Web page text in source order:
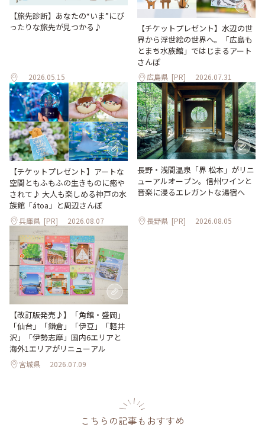
【旅先診断】あなたの“いま”にぴ
ったりな旅先が見つかる♪
2026.05.15
【チケットプレゼント】水辺の世
界から浮世絵の世界へ。「広島も
とまち水族館」ではじまるアート
さんぽ
広島県 [PR] 2026.07.31
【チケットプレゼント】アートな
空間ともふもふの生きものに癒や
されて♪ 大人も楽しめる神戸の水
族館「átoa」と周辺さんぽ
兵庫県 [PR] 2026.08.07
長野・浅間温泉「界 松本」がリニ
ューアルオープン。信州ワインと
音楽に浸るエレガントな湯宿へ
長野県 [PR] 2026.08.05
【改訂版発売♪】「角館・盛岡」
「仙台」「鎌倉」「伊豆」「軽井
沢」「伊勢志摩」国内6エリアと
海外1エリアがリニューアル
宮城県 2026.07.09
こちらの記事もおすすめ